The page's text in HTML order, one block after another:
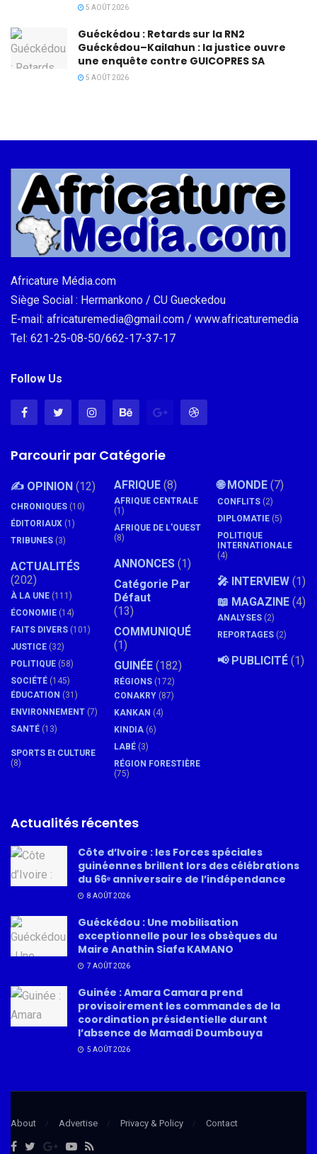
5 AOÛT 2026
Guéckédou : Retards sur la RN2
Guéckédou–Kailahun : la justice ouvre
une enquête contre GUICOPRES SA
5 AOÛT 2026
Africature Média.com
Siège Social : Hermankono / CU Gueckedou
E-mail: africaturemedia@gmail.com / www.africaturemedia
Tel: 621-25-08-50/662-17-37-17
Follow Us
Parcourir par Catégorie
✍️ OPINION (12)
CHRONIQUES (10)
ÉDITORIAUX (1)
TRIBUNES (3)
ACTUALITÉS
(202)
À LA UNE (111)
ÉCONOMIE (14)
FAITS DIVERS (101)
JUSTICE (32)
POLITIQUE (58)
SOCIÉTÉ (145)
ÉDUCATION (31)
ENVIRONNEMENT (7)
SANTÉ (13)
SPORTS Et CULTURE
(8)
AFRIQUE (8)
AFRIQUE CENTRALE
(1)
AFRIQUE DE L'OUEST
(8)
ANNONCES (1)
Catégorie Par
Défaut
(13)
COMMUNIQUÉ
(1)
GUINÉE (182)
RÉGIONS (172)
CONAKRY (87)
KANKAN (4)
KINDIA (6)
LABÉ (3)
RÉGION FORESTIÈRE
(75)
🌐 MONDE (7)
CONFLITS (2)
DIPLOMATIE (5)
POLITIQUE
INTERNATIONALE
(4)
🎤 INTERVIEW (1)
📖 MAGAZINE (4)
ANALYSES (2)
REPORTAGES (2)
📢 PUBLICITÉ (1)
Actualités récentes
Côte d’Ivoire : les Forces spéciales
guinéennes brillent lors des célébrations
du 66ᵉ anniversaire de l’indépendance
8 AOÛT 2026
Guéckédou : Une mobilisation
exceptionnelle pour les obsèques du
Maire Anathin Siafa KAMANO
7 AOÛT 2026
Guinée : Amara Camara prend
provisoirement les commandes de la
coordination présidentielle durant
l’absence de Mamadi Doumbouya
5 AOÛT 2026
About Advertise Privacy & Policy Contact